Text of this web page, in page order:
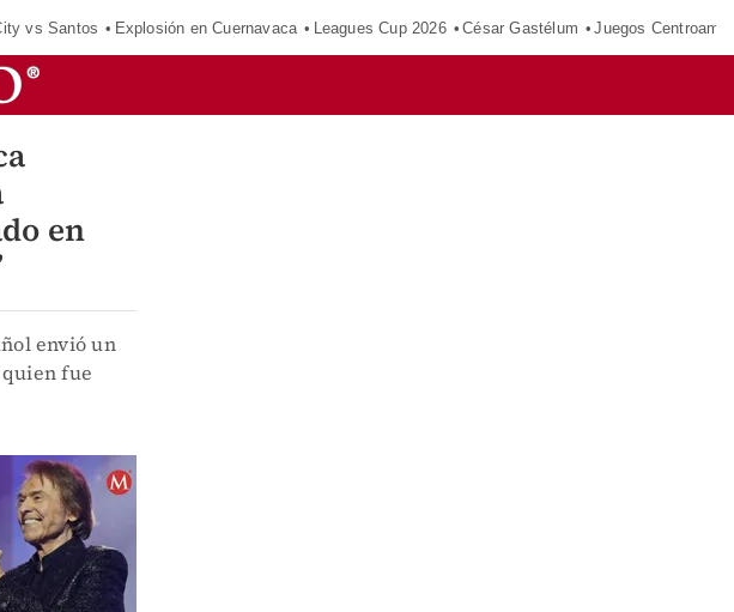
vs Santos Explosión en Cuernavaca Leagues Cup 2026 César Gastélum Juegos
en
envió un
fue